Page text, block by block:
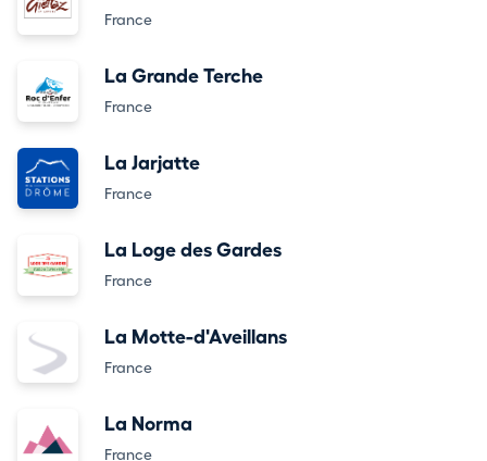
France
La Grande Terche
France
La Jarjatte
France
La Loge des Gardes
France
La Motte-d'Aveillans
France
La Norma
France